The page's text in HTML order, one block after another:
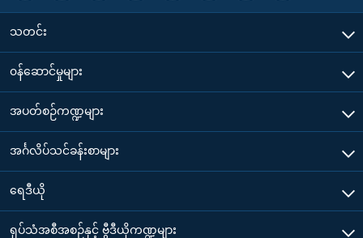
သတင်း
၀န်ဆောင်မှုများ
အပတ်စဉ်ကဏ္ဍများ
အင်္ဂလိပ်သင်ခန်းစာများ
ရေဒီယို
ရုပ်သံအစီအစဉ်နှင့် ဗွီဒီယိုကဏ္ဍများ